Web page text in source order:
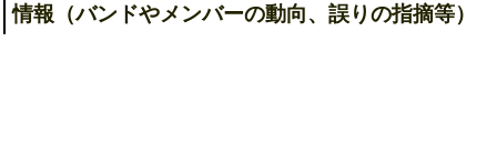
情報（バンドやメンバーの動向、誤りの指摘等）